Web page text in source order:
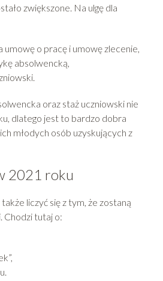
zwiększone. Na ulgę dla
umowę o pracę i umowę zlecenie,
absolwencką,
oraz staż uczniowski nie
dlatego jest to bardzo dobra
młodych osób uzyskujących z
2021 roku
liczyć się z tym, że zostaną
Chodzi tutaj o: